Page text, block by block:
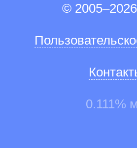
©
0.111%